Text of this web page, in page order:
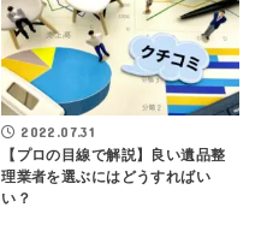
2022.07.31
【プロの目線で解説】良い遺品整
理業者を選ぶにはどうすればい
い？